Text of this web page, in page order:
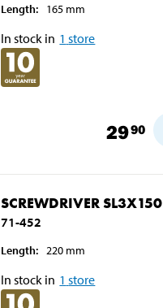
Length: 165 mm
In stock in 1 store
2990
SCREWDRIVER SL3X150
71-452
Length: 220 mm
In stock in 1 store